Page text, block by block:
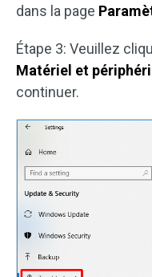
dans la page
Étape 3: Veuillez
Matériel et
continuer.